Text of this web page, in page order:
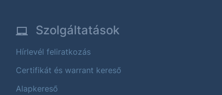
Szolgáltatások
Hírlevél feliratkozás
Certifikát és warrant kereső
Alapkereső